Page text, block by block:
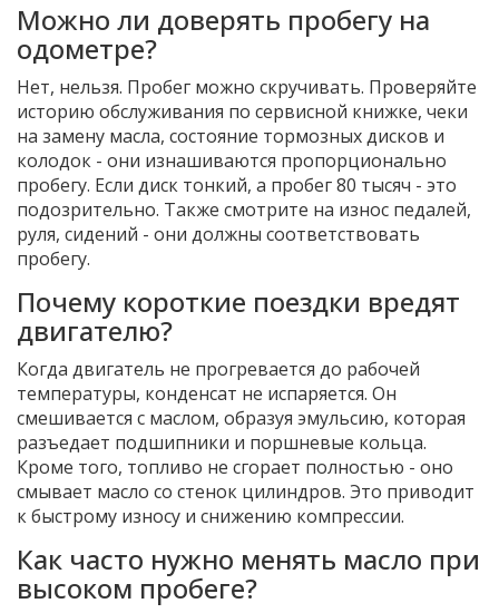
Можно ли доверять пробегу на
одометре?
Нет, нельзя. Пробег можно скручивать. Проверяйте
историю обслуживания по сервисной книжке, чеки
на замену масла, состояние тормозных дисков и
колодок - они изнашиваются пропорционально
пробегу. Если диск тонкий, а пробег 80 тысяч - это
подозрительно. Также смотрите на износ педалей,
руля, сидений - они должны соответствовать
пробегу.
Почему короткие поездки вредят
двигателю?
Когда двигатель не прогревается до рабочей
температуры, конденсат не испаряется. Он
смешивается с маслом, образуя эмульсию, которая
разъедает подшипники и поршневые кольца.
Кроме того, топливо не сгорает полностью - оно
смывает масло со стенок цилиндров. Это приводит
к быстрому износу и снижению компрессии.
Как часто нужно менять масло при
высоком пробеге?